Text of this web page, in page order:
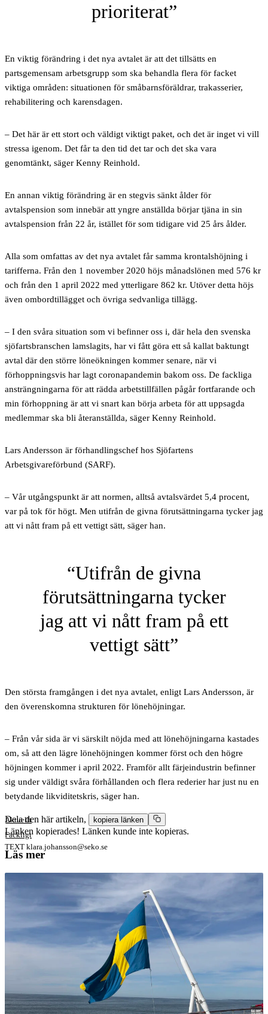
prioriterat
En viktig förändring i det nya avtalet är att det tillsätts en
partsgemensam arbetsgrupp som ska behandla flera för facket
viktiga områden: situationen för småbarnsföräldrar, trakasserier,
rehabilitering och karensdagen.
– Det här är ett stort och väldigt viktigt paket, och det är inget vi vill
stressa igenom. Det får ta den tid det tar och det ska vara
genomtänkt, säger Kenny Reinhold.
En annan viktig förändring är en stegvis sänkt ålder för
avtalspension som innebär att yngre anställda börjar tjäna in sin
avtalspension från 22 år, istället för som tidigare vid 25 års ålder.
Alla som omfattas av det nya avtalet får samma krontalshöjning i
tarifferna. Från den 1 november 2020 höjs månadslönen med 576 kr
och från den 1 april 2022 med ytterligare 862 kr. Utöver detta höjs
även ombordtillägget och övriga sedvanliga tillägg.
– I den svåra situation som vi befinner oss i, där hela den svenska
sjöfartsbranschen lamslagits, har vi fått göra ett så kallat baktungt
avtal där den större löneökningen kommer senare, när vi
förhoppningsvis har lagt coronapandemin bakom oss. De fackliga
ansträngningarna för att rädda arbetstillfällen pågår fortfarande och
min förhoppning är att vi snart kan börja arbeta för att uppsagda
medlemmar ska bli återanställda, säger Kenny Reinhold.
Lars Andersson är förhandlingschef hos Sjöfartens
Arbetsgivareförbund (SARF).
– Vår utgångspunkt är att normen, alltså avtalsvärdet 5,4 procent,
var på tok för högt. Men utifrån de givna förutsättningarna tycker jag
att vi nått fram på ett vettigt sätt, säger han.
Utifrån de givna
förutsättningarna tycker
jag att vi nått fram på ett
vettigt sätt
Den största framgången i det nya avtalet, enligt Lars Andersson, är
den överenskomna strukturen för lönehöjningar.
– Från vår sida är vi särskilt nöjda med att lönehöjningarna kastades
om, så att den lägre lönehöjningen kommer först och den högre
höjningen kommer i april 2022. Framför allt färjeindustrin befinner
sig under väldigt svåra förhållanden och flera rederier har just nu en
betydande likviditetskris, säger han.
Aktuellt
Fackligt
TEXT klara.johansson@seko.se
Dela den här artikeln, kopiera länken
Länken kopierades! Länken kunde inte kopieras.
Läs mer